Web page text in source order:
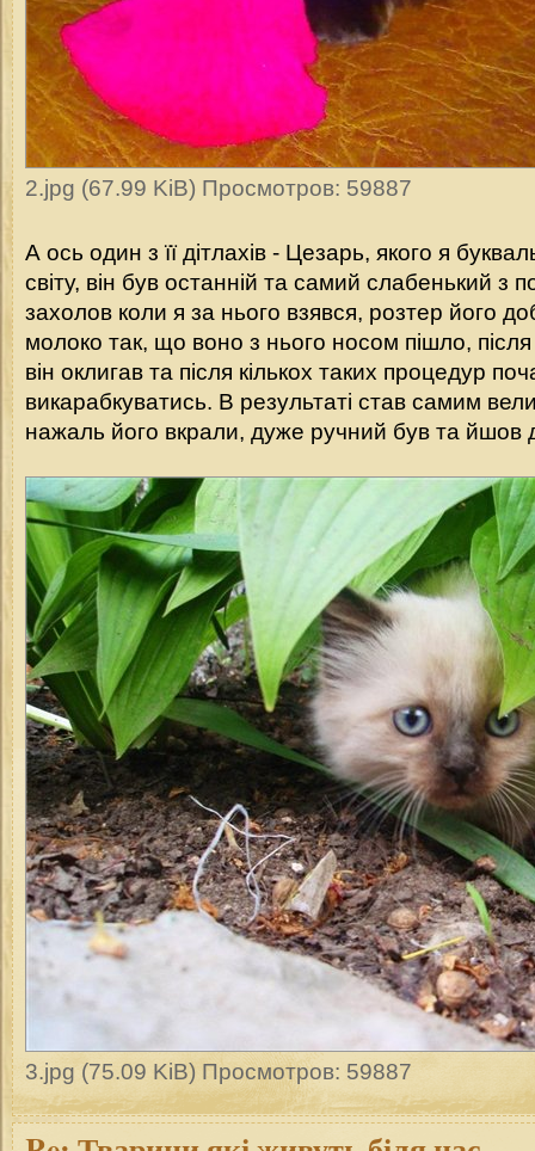
2.jpg (67.99 KiB) Просмотров: 59887
А ось один з її дітлахів - Цезарь, якого я
світу, він був останній та самий слабенький з
захолов коли я за нього взявся, розтер його
молоко так, що воно з нього носом пішло, після
він оклигав та після кількох таких процедур
викарабкуватись. В результаті став самим
нажаль його вкрали, дуже ручний був та йшов
3.jpg (75.09 KiB) Просмотров: 59887